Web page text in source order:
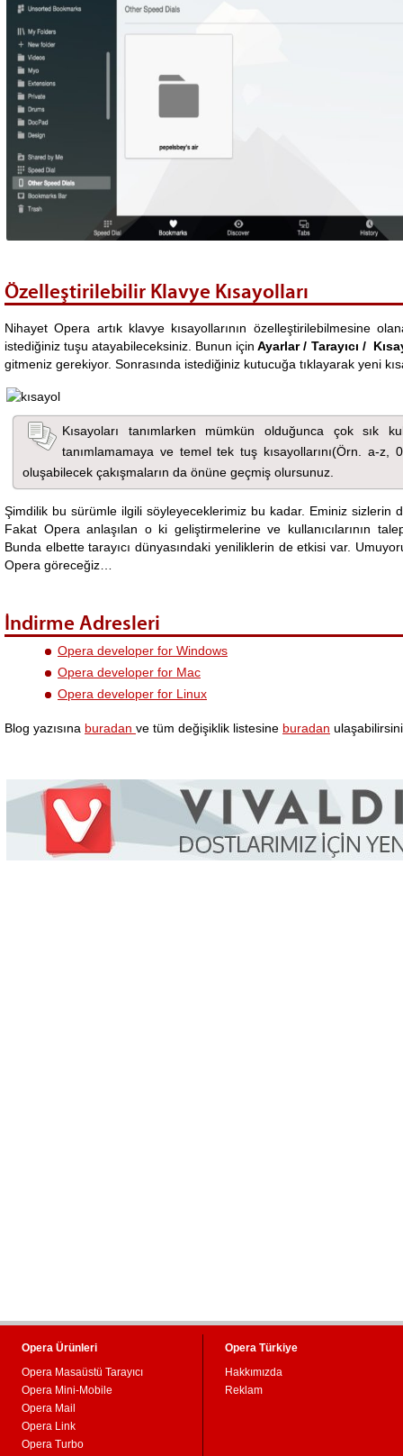
Özelleştirilebilir Klavye Kısayolları
Nihayet Opera artık klavye kısayollarının özelleştirilebilmesine
istediğiniz tuşu atayabileceksiniz. Bunun için Ayarlar / Tarayıcı /
gitmeniz gerekiyor. Sonrasında istediğiniz kutucuğa tıklayarak yeni
Kısayoları tanımlarken mümkün olduğunca çok sık
tanımlamamaya ve temel tek tuş kısayollarını(Örn. a-z,
oluşabilecek çakışmaların da önüne geçmiş olursunuz.
Şimdilik bu sürümle ilgili söyleyeceklerimiz bu kadar. Eminiz sizlerin
Fakat Opera anlaşılan o ki geliştirmelerine ve kullanıcılarının
Bunda elbette tarayıcı dünyasındaki yeniliklerin de etkisi var.
Opera göreceğiz…
İndirme Adresleri
Opera developer for Windows
Opera developer for Mac
Opera developer for Linux
Blog yazısına buradan ve tüm değişiklik listesine buradan
Opera Ürünleri
Opera Masaüstü Tarayıcı
Opera Mini-Mobile
Opera Mail
Opera Link
Opera Turbo
Opera Türkiye
Hakkımızda
Reklam